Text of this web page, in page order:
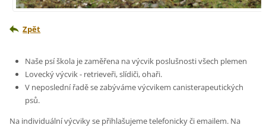
Zpět
Naše psí škola je zaměřena na výcvik poslušnosti všech plemen
Lovecký výcvik - retrieveři, slídiči, ohaři.
V neposlední řadě se zabýváme výcvikem canisterapeutických
psů.
Na individuální výcviky se přihlašujeme telefonicky či emailem. Na